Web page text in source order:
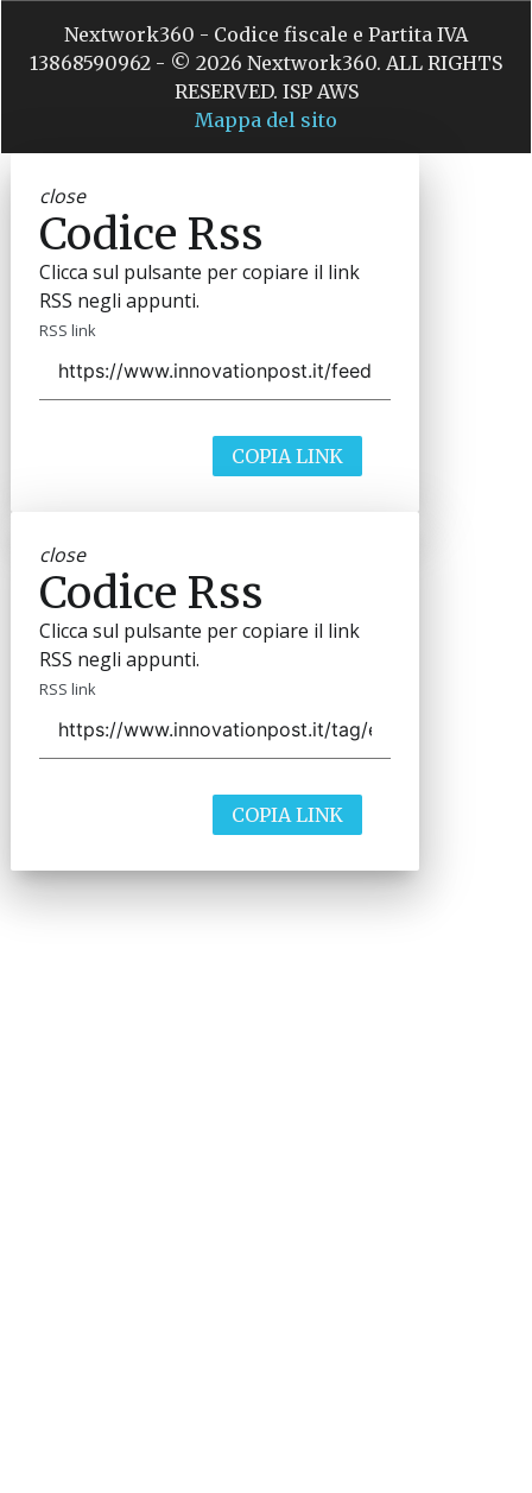
Nextwork360 - Codice fiscale e Partita IVA
13868590962 - © 2026 Nextwork360. ALL RIGHTS
RESERVED. ISP AWS
Mappa del sito
close
Codice Rss
Clicca sul pulsante per copiare il link
RSS negli appunti.
RSS link
COPIA LINK
close
Codice Rss
Clicca sul pulsante per copiare il link
RSS negli appunti.
RSS link
COPIA LINK